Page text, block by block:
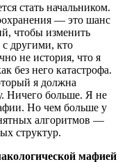
стать начальником.
— это шанс
чтобы изменить
другими, кто
не история, что я
без него катастрофа.
я должна
Ничего больше. Я не
Но чем больше у
алгоритмов —
структур.
мафией